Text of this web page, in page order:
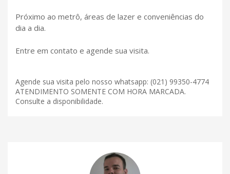
Próximo ao metrô, áreas de lazer e conveniências do
dia a dia.
Entre em contato e agende sua visita.
Agende sua visita pelo nosso whatsapp: (021) 99350-4774
ATENDIMENTO SOMENTE COM HORA MARCADA.
Consulte a disponibilidade.